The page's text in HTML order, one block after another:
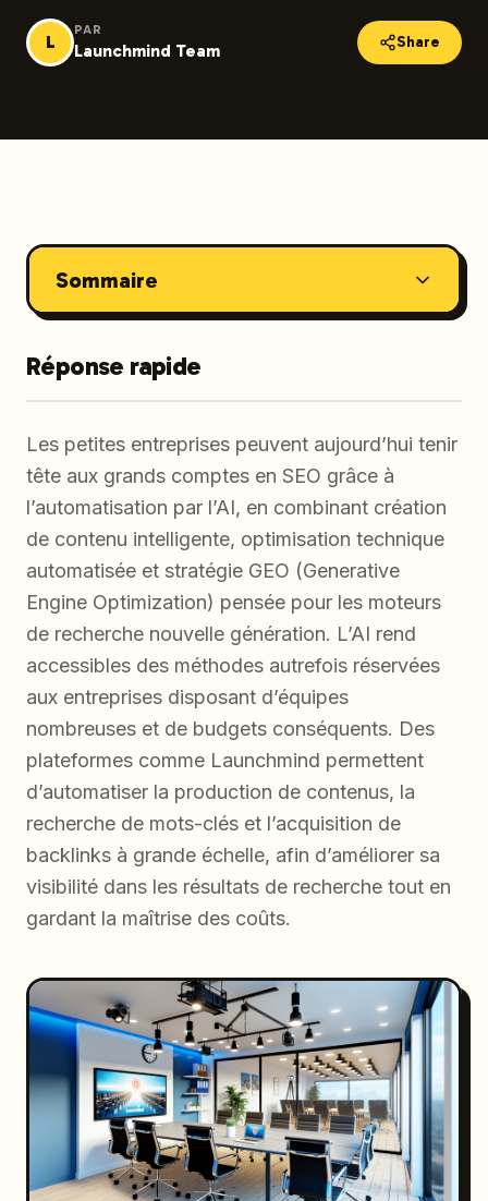
L
PAR
Launchmind Team Share
Sommaire
Réponse rapide
Les petites entreprises peuvent aujourd’hui tenir
tête aux grands comptes en SEO grâce à
l’automatisation par l’AI, en combinant création
de contenu intelligente, optimisation technique
automatisée et stratégie GEO (Generative
Engine Optimization) pensée pour les moteurs
de recherche nouvelle génération. L’AI rend
accessibles des méthodes autrefois réservées
aux entreprises disposant d’équipes
nombreuses et de budgets conséquents. Des
plateformes comme Launchmind permettent
d’automatiser la production de contenus, la
recherche de mots-clés et l’acquisition de
backlinks à grande échelle, afin d’améliorer sa
visibilité dans les résultats de recherche tout en
gardant la maîtrise des coûts.